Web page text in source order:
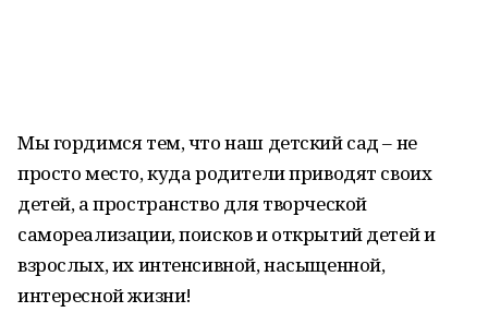
Мы гордимся тем, что наш детский сад – не
просто место, куда родители приводят своих
детей, а пространство для творческой
самореализации, поисков и открытий детей и
взрослых, их интенсивной, насыщенной,
интересной жизни!